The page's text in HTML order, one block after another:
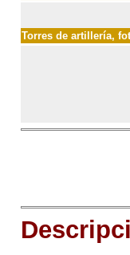
Torres de artillería,